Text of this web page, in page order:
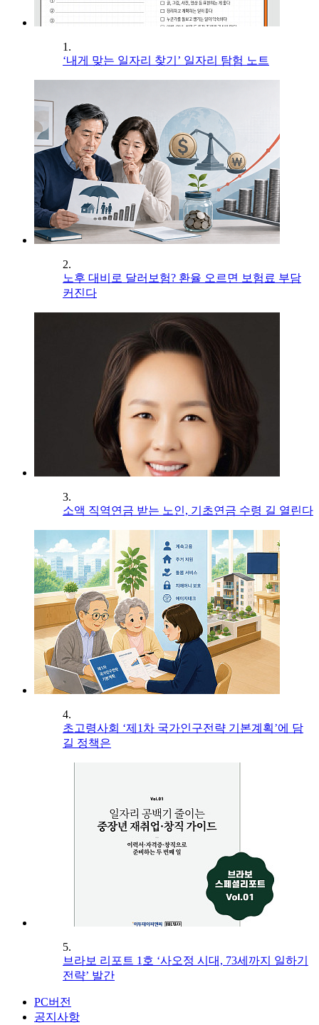
1.
‘내게 맞는 일자리 찾기’ 일자리 탐험 노트
2.
노후 대비로 달러보험? 환율 오르면 보험료 부담
커진다
3.
소액 직역연금 받는 노인, 기초연금 수령 길 열린다
4.
초고령사회 ‘제1차 국가인구전략 기본계획’에 담
길 정책은
5.
브라보 리포트 1호 ‘사오정 시대, 73세까지 일하기
전략’ 발간
PC버전
공지사항